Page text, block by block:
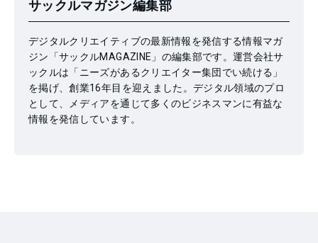
サックルマガジン編集部
デジタルクリエイティブの最新情報を発信する情報マガ
ジン「サックルMAGAZINE」の編集部です。運営会社サ
ックルは「ニーズがあるクリエイター集団でい続ける」
を掲げ、創業16年目を迎えました。デジタル領域のプロ
として、メディアを通じて多くのビジネスマンに有益な
情報を発信しています。